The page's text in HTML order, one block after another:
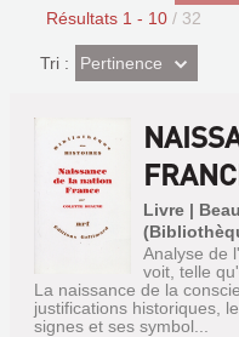
Résultats 1 - 10 / 32
Tri : (Effet
imédiat)
Pertinence
Livre |
Analyse de
voit, telle
La naissance de la
justifications historiques,
signes et ses symbol...